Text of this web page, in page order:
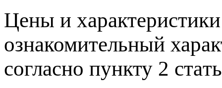
Цeны и
ознакомительный
согласно пункту 2